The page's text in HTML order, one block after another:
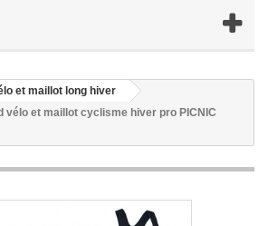
et maillot long hiver
vélo et maillot cyclisme hiver pro PICNIC